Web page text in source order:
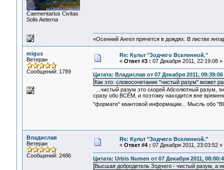
Сaementarius Civitas
Solis Aeterna
«Осенний Ангел прячется в дождях. В листве
migus
Ветеран
Сообщений: 1789
Re: Культ "Зодчего Вселенной."
« Ответ #3 : 07 Декабря 2011, 22:19:08 »
Цитата: Владислав от 07 Декабря 2011, 09:39:06
Как это словосочетание "чистый разум" может
...чистый разум это скорей Абсолютный разум,
сразу обо ВСЁМ, и поэтому находится вне
"формате" квантовой информации... Мысль обо
Владислав
Ветеран
Сообщений: 2486
Re: Культ "Зодчего Вселенной."
« Ответ #4 : 07 Декабря 2011, 23:03:52 »
Цитата: Urbis Numen от 07 Декабря 2011,
Высшая добродетель Зодчего - чистый разум, а